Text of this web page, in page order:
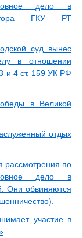
дело в
ГКУ РТ
суд вынес
в отношении
и 4 ст. 159 УК РФ
в Великой
отдых
рассмотрения по
дело в
Они обвиняются
участие в